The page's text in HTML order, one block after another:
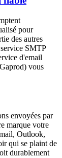
pour
des autres
SMTP
d'email
vous
envoyées par
marque votre
Outlook,
qui se plaint de
durablement